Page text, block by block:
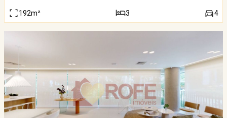
192m² 3 4